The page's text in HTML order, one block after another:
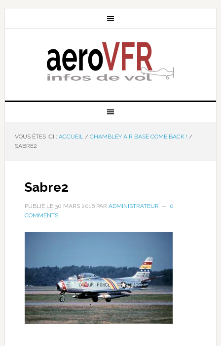
VOUS ÊTES ICI : ACCUEIL / CHAMBLEY AIR BASE COME BACK ! /
SABRE2
Sabre2
PUBLIÉ LE 30 MARS 2016PAR ADMINISTRATEUR
0
COMMENTS